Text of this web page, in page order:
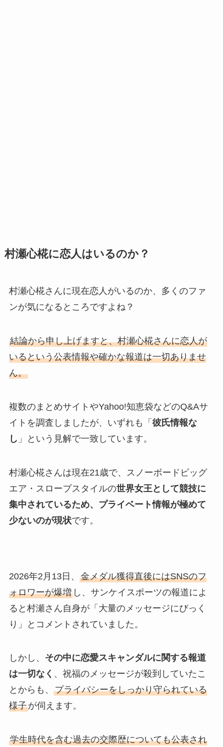
村瀬心椛に恋人はいるのか？
村瀬心椛さんに現在恋人がいるのか、多くのファ
ンが気になるところですよね？
結論から申し上げますと、村瀬心椛さんに恋人が
いるという公表情報や確かな報道は一切ありませ
ん。
複数のまとめサイトやYahoo!知恵袋などのQ&Aサ
イトを調査しましたが、いずれも「 彼氏情報な
し 」という見解で一致しています。
村瀬心椛さんは現在21歳で、スノーボードビッグ
エア・スロープスタイルの世界女王として競技に
集中されているため、プライベート情報が極めて
少ないのが現状です。
2026年2月13日、 金メダル獲得直後にはSNSのフ
ォロワーが爆増し、サンケイスポーツの報道によ
ると村瀬さん自身が「大量のメッセージにびっく
り」とコメントされていました。
しかし、 その中に恋愛スキャンダルに関する報道
は一切なく 、祝福のメッセージが殺到していたこ
とからも、 プライバシーをしっかり守られている
様子が伺えます。
学生時代を含む過去の交際歴についても公表され